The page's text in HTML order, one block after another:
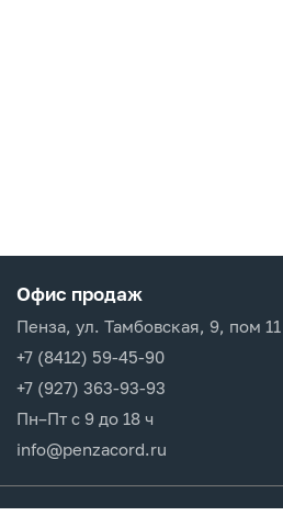
Офис продаж
Пенза, ул. Тамбовская, 9, пом 11
+7 (8412) 59-45-90
+7 (927) 363-93-93
Пн–Пт с 9 до 18 ч
info@penzacord.ru
Производители